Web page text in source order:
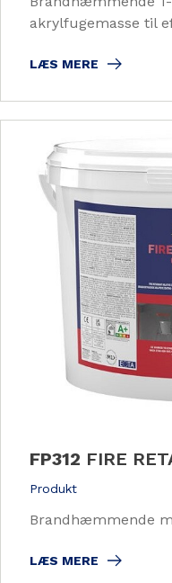
akrylfugemasse til
LÆS MERE
FP312 FIRE
Produkt
Brandhæmmende
LÆS MERE